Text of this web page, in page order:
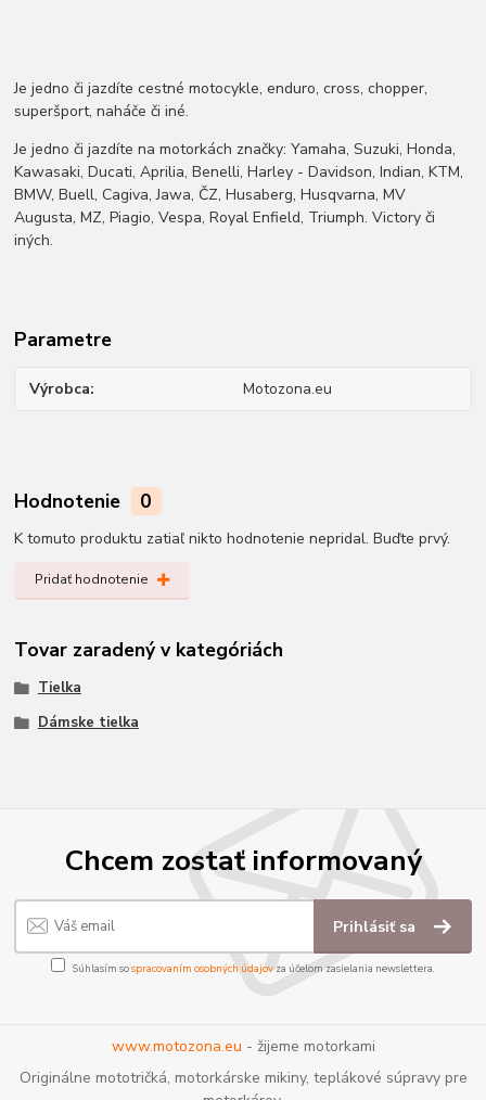
Je jedno či jazdíte cestné motocykle, enduro, cross, chopper,
superšport, naháče či iné.
Je jedno či jazdíte na motorkách značky: Yamaha, Suzuki, Honda,
Kawasaki, Ducati, Aprilia, Benelli, Harley - Davidson, Indian, KTM,
BMW, Buell, Cagiva, Jawa, ČZ, Husaberg, Husqvarna, MV
Augusta, MZ, Piagio, Vespa, Royal Enfield, Triumph. Victory či
iných.
Parametre
Výrobca Motozona.eu
Hodnotenie 0
K tomuto produktu zatiaľ nikto hodnotenie nepridal. Buďte prvý.
Pridať hodnotenie
Tovar zaradený v kategóriách
Tielka
Dámske tielka
Chcem zostať informovaný
Prihlásiť sa
Súhlasím sospracovaním osobných údajov za účelom zasielania newslettera.
www.motozona.eu - žijeme motorkami
Originálne mototričká, motorkárske mikiny, teplákové súpravy pre